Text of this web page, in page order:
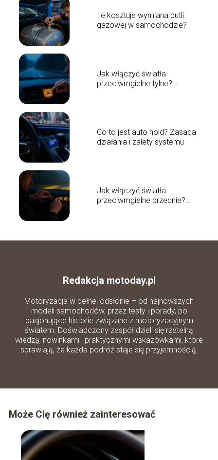
Ile kosztuje wymiana butli
gazowej w samochodzie?
Jak włączyć światła
przeciwmgielne tylne?
Co to jest auto hold? Zasada
działania i zalety systemu
Jak włączyć światła
przeciwmgielne przednie?
Redakcja motoday.pl
Motoryzacja w pełnej odsłonie – od najnowszych
modeli samochodów, przez testy i porady, po
pasjonujące historie związane z motoryzacyjnym
światem. Doświadczony zespół dzieli się rzetelną
wiedzą, nowinkami i praktycznymi wskazówkami, które
sprawiają, że każda podróż staje się przyjemnością.
Może Cię również zainteresować